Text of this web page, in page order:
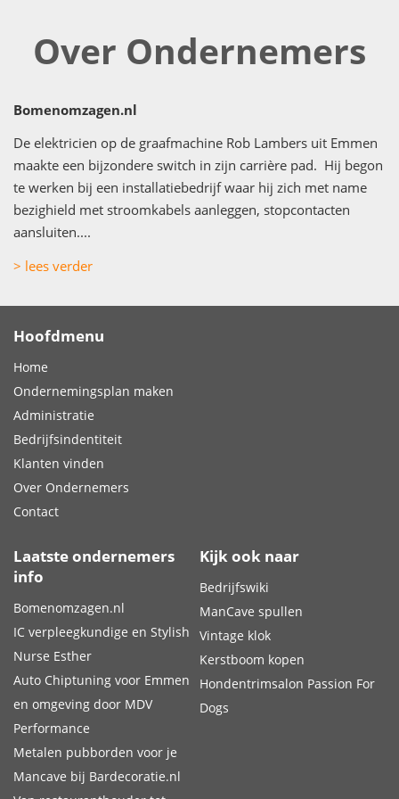
Over Ondernemers
Bomenomzagen.nl
De elektricien op de graafmachine Rob Lambers uit Emmen
maakte een bijzondere switch in zijn carrière pad. Hij begon
te werken bij een installatiebedrijf waar hij zich met name
bezighield met stroomkabels aanleggen, stopcontacten
aansluiten....
> lees verder
Hoofdmenu
Home
Ondernemingsplan maken
Administratie
Bedrijfsindentiteit
Klanten vinden
Over Ondernemers
Contact
Laatste ondernemers
info
Bomenomzagen.nl
IC verpleegkundige en Stylish
Nurse Esther
Auto Chiptuning voor Emmen
en omgeving door MDV
Performance
Metalen pubborden voor je
Mancave bij Bardecoratie.nl
Kijk ook naar
Bedrijfswiki
ManCave spullen
Vintage klok
Kerstboom kopen
Hondentrimsalon Passion For
Dogs